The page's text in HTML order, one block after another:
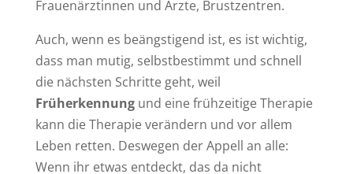
Frauenärztinnen und Ärzte, Brustzentren.
Auch, wenn es beängstigend ist, es ist wichtig,
dass man mutig, selbstbestimmt und schnell
die nächsten Schritte geht, weil
Früherkennungund eine frühzeitige Therapie
kann die Therapie verändern und vor allem
Leben retten. Deswegen der Appell an alle:
Wenn ihr etwas entdeckt, das da nicht